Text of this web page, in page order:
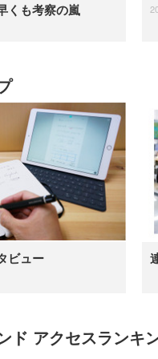
くも考察の嵐
ビュー
ド アクセスランキ